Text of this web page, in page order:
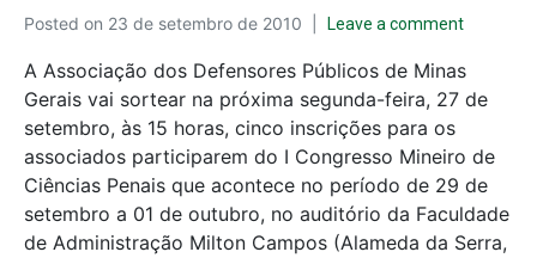
Posted on 23 de setembro de 2010 Leave a comment
A Associação dos Defensores Públicos de Minas
Gerais vai sortear na próxima segunda-feira, 27 de
setembro, às 15 horas, cinco inscrições para os
associados participarem do I Congresso Mineiro de
Ciências Penais que acontece no período de 29 de
setembro a 01 de outubro, no auditório da Faculdade
de Administração Milton Campos (Alameda da Serra,